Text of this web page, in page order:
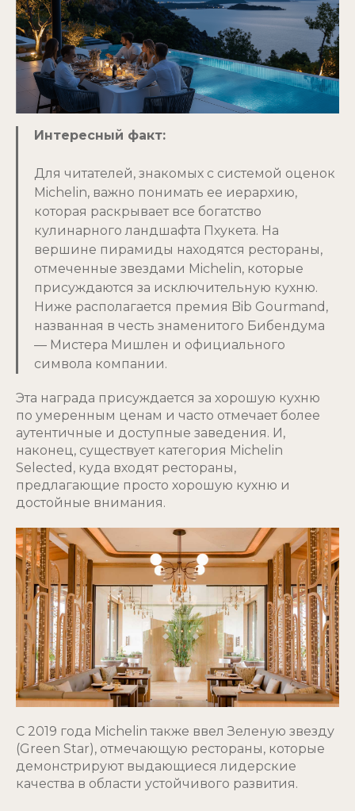
Интересный факт:
Для читателей, знакомых с системой оценок
Michelin, важно понимать ее иерархию,
которая раскрывает все богатство
кулинарного ландшафта Пхукета. На
вершине пирамиды находятся рестораны,
отмеченные звездами Michelin, которые
присуждаются за исключительную кухню.
Ниже располагается премия Bib Gourmand,
названная в честь знаменитого Бибендума
— Мистера Мишлен и официального
символа компании.
Эта награда присуждается за хорошую кухню
по умеренным ценам и часто отмечает более
аутентичные и доступные заведения. И,
наконец, существует категория Michelin
Selected, куда входят рестораны,
предлагающие просто хорошую кухню и
достойные внимания.
С 2019 года Michelin также ввел Зеленую звезду
(Green Star), отмечающую рестораны, которые
демонстрируют выдающиеся лидерские
качества в области устойчивого развития.